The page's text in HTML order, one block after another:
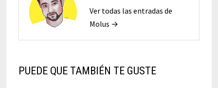
Ver todas las entradas de
Molus →
PUEDE QUE TAMBIÉN TE GUSTE